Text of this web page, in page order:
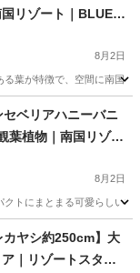
リゾート｜BLUE D
8月2日
葉が特徴で、空間に南国
ウム
セベリアハニーバニ
葉植物｜南国リゾー
8月2日
トにまとまる可愛らしい
カヤシ約250cm】大
｜リゾートスタイ